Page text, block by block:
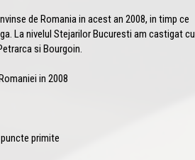
de Romania in acest an 2008, in timp ce
La nivelul Stejarilor Bucuresti am castigat cu
si Bourgoin.
in 2008
primite